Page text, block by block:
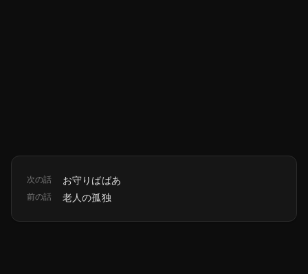
次の話 お守りばばあ
前の話 老人の孤独